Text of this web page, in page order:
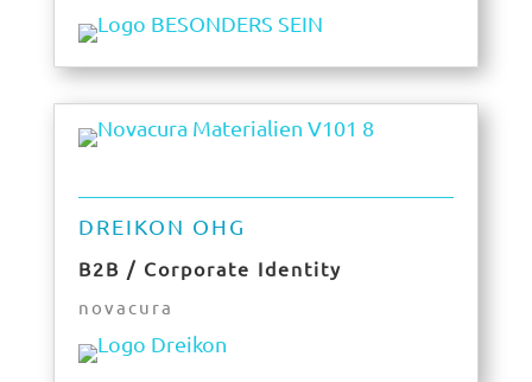
DREIKON OHG
B2B / Corporate Identity
novacura